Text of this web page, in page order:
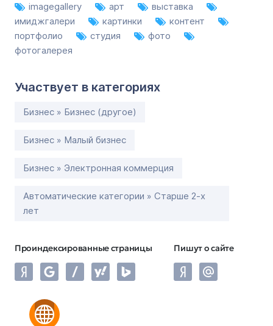
imagegallery арт
выставка
имиджгалери
картинки
контент
портфолио
студия
фото
фотогалерея
Участвует в категориях
Бизнес » Бизнес (другое)
Бизнес » Малый бизнес
Бизнес » Электронная коммерция
Автоматические категории » Старше 2-х
лет
Проиндексированные страницы Пишут о сайте